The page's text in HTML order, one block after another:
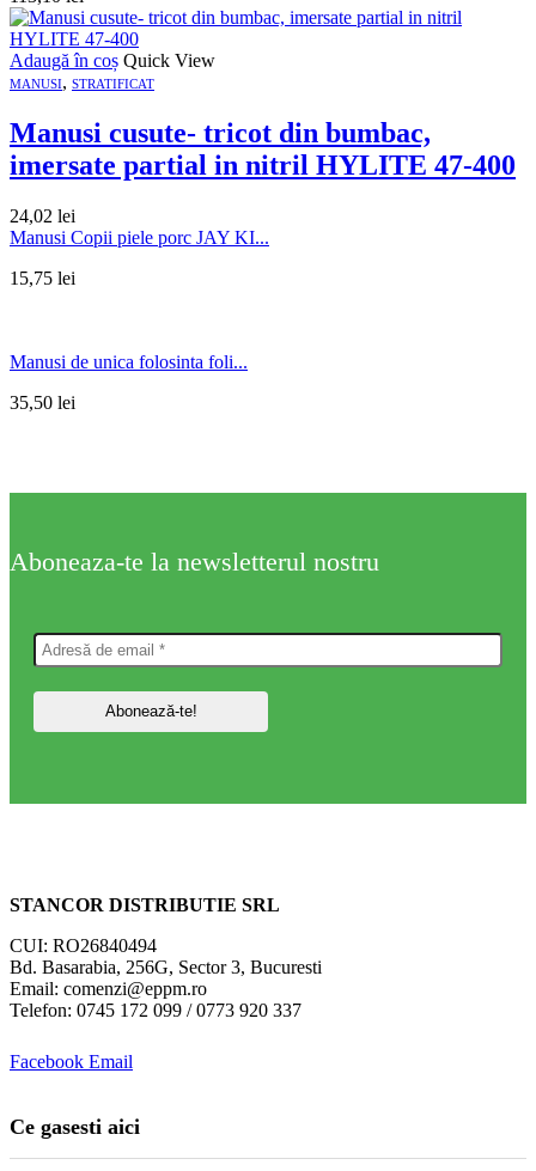
Adaugă în coș Quick View
MANUSI, STRATIFICAT
Manusi cusute- tricot din bumbac,
imersate partial in nitril HYLITE 47-400
24,02 lei
Manusi Copii piele porc JAY KI...
15,75 lei
Manusi de unica folosinta foli...
35,50 lei
Aboneaza-te la newsletterul nostru
STANCOR DISTRIBUTIE SRL
CUI: RO26840494
Bd. Basarabia, 256G, Sector 3, Bucuresti
Email: comenzi@eppm.ro
Telefon: 0745 172 099 / 0773 920 337
Facebook Email
Ce gasesti aici